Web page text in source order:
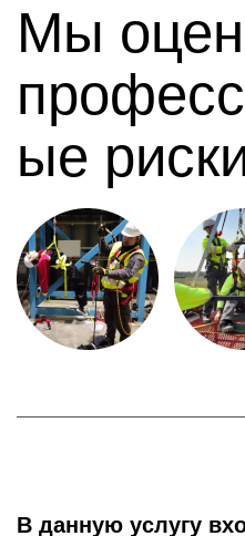
Мы
ые
В данную услугу